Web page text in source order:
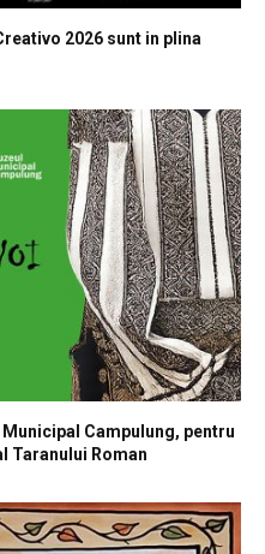
2026 sunt in plina
Campulung, pentru
Taranului Roman